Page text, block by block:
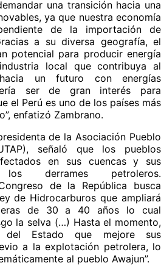
una transición hacia una
ya que nuestra economía
de la importación de
a su diversa geografía, el
potencial para producir energía
local que contribuya al
un futuro con energías
ser de gran interés para
el Perú es uno de los países más
enfatizó Zambrano.
de la Asociación Pueblo
señaló que los pueblos
en sus cuencas y sus
derrames petroleros.
de la República busca
de Hidrocarburos que ampliará
de 30 a 40 años lo cual
la selva (…) Hasta el momento,
del Estado que mejore sus
a la explotación petrolera, lo
al pueblo Awajun”.